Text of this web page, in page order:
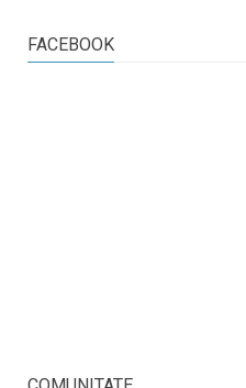
FACEBOOK